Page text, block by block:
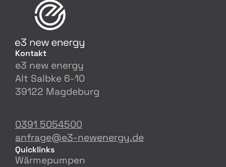
Kontakt
e3 new energy
Alt Salbke 6-10
39122 Magdeburg
0391 5054500
anfrage@e3-newenergy.de
Quicklinks
Wärmepumpen